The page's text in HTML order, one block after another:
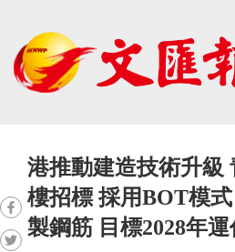
港推動建造技術升級
樓招標 採用BOT模
製鋼筋 目標2028年運